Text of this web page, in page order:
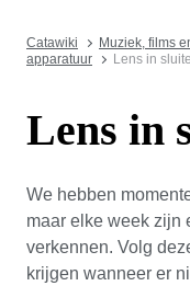
Catawiki Muziek, films
apparatuur
Lens in
Lens in
We hebben
maar elke week zijn
verkennen. Volg
krijgen wanneer er